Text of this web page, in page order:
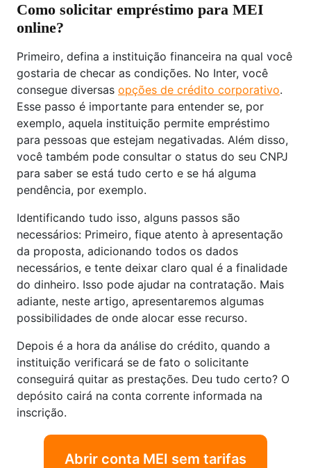
Como solicitar empréstimo para MEI
online?
Primeiro, defina a instituição financeira na qual você
gostaria de checar as condições. No Inter, você
consegue diversas opções de crédito corporativo.
Esse passo é importante para entender se, por
exemplo, aquela instituição permite empréstimo
para pessoas que estejam negativadas. Além disso,
você também pode consultar o status do seu CNPJ
para saber se está tudo certo e se há alguma
pendência, por exemplo.
Identificando tudo isso, alguns passos são
necessários: Primeiro, fique atento à apresentação
da proposta, adicionando todos os dados
necessários, e tente deixar claro qual é a finalidade
do dinheiro. Isso pode ajudar na contratação. Mais
adiante, neste artigo, apresentaremos algumas
possibilidades de onde alocar esse recurso.
Depois é a hora da análise do crédito, quando a
instituição verificará se de fato o solicitante
conseguirá quitar as prestações. Deu tudo certo? O
depósito cairá na conta corrente informada na
inscrição.
Abrir conta MEI sem tarifas